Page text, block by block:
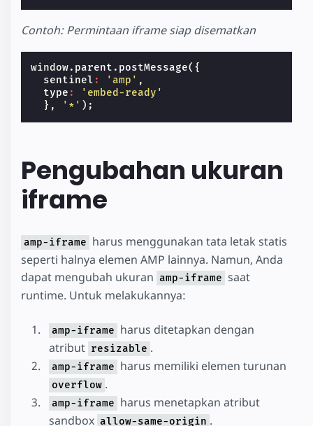
Contoh: Permintaan iframe siap disematkan
window. parent . postMessage({
sentinel : 'amp' ,
type :
'embed-ready'
},
'*' );
Pengubahan ukuran
iframe
amp-iframe harus menggunakan tata letak statis
seperti halnya elemen AMP lainnya. Namun, Anda
dapat mengubah ukuran amp-iframe saat
runtime. Untuk melakukannya:
amp-iframe harus ditetapkan dengan
atribut resizable .
amp-iframe harus memiliki elemen turunan
overflow .
amp-iframe harus menetapkan atribut
sandbox allow-same-origin .